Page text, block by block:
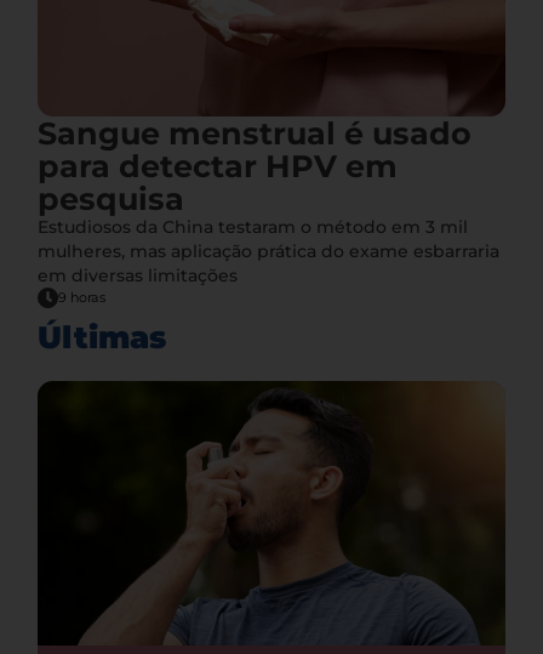
Sangue menstrual é usado
para detectar HPV em
pesquisa
Estudiosos da China testaram o método em 3 mil
mulheres, mas aplicação prática do exame esbarraria
em diversas limitações
9 horas
Últimas